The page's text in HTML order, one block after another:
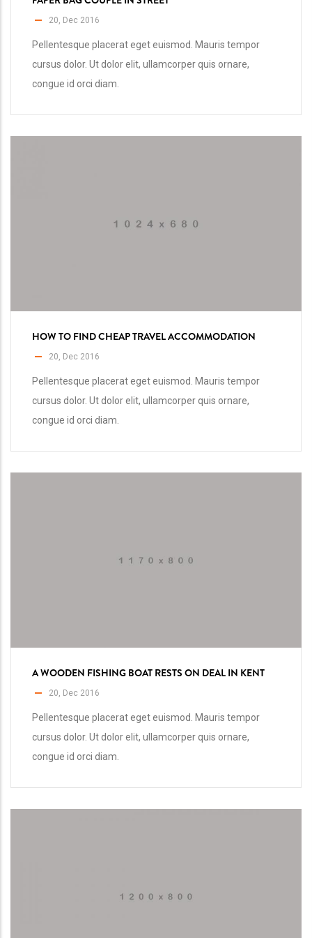
20, Dec 2016
Pellentesque placerat eget euismod. Mauris tempor
cursus dolor. Ut dolor elit, ullamcorper quis ornare,
congue id orci diam.
HOW TO FIND CHEAP TRAVEL ACCOMMODATION
20, Dec 2016
Pellentesque placerat eget euismod. Mauris tempor
cursus dolor. Ut dolor elit, ullamcorper quis ornare,
congue id orci diam.
A WOODEN FISHING BOAT RESTS ON DEAL IN KENT
20, Dec 2016
Pellentesque placerat eget euismod. Mauris tempor
cursus dolor. Ut dolor elit, ullamcorper quis ornare,
congue id orci diam.